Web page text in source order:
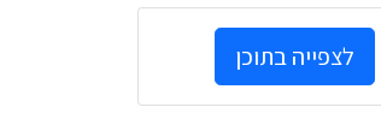
לצפייה בתוכן